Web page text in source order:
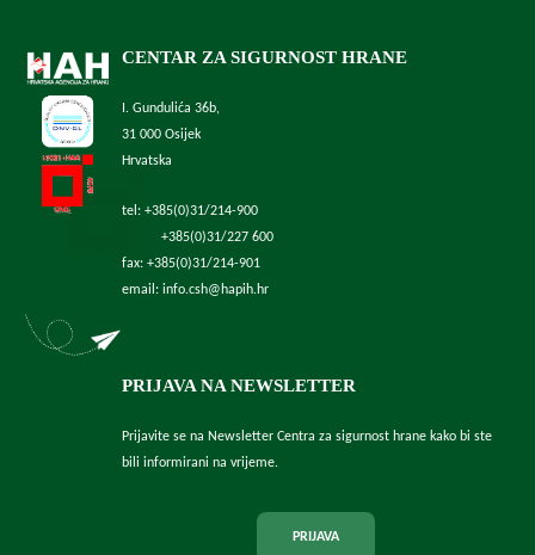
CENTAR ZA SIGURNOST HRANE
I. Gundulića 36b,
31 000 Osijek
Hrvatska
tel: +385(0)31/214-900
+385(0)31/227 600
fax: +385(0)31/214-901
email: info.csh@hapih.hr
PRIJAVA NA NEWSLETTER
Prijavite se na Newsletter Centra za sigurnost hrane kako bi ste
bili informirani na vrijeme.
PRIJAVA